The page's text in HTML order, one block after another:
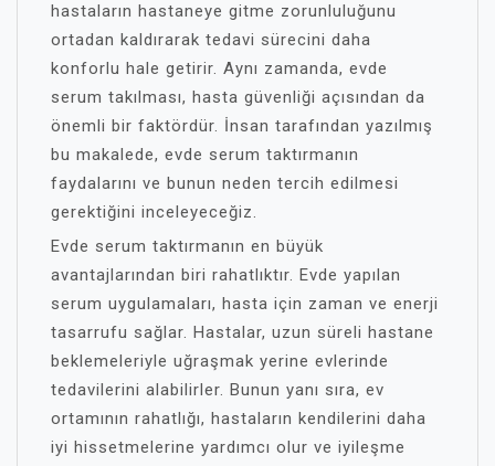
hastaların hastaneye gitme zorunluluğunu
ortadan kaldırarak tedavi sürecini daha
konforlu hale getirir. Aynı zamanda, evde
serum takılması, hasta güvenliği açısından da
önemli bir faktördür. İnsan tarafından yazılmış
bu makalede, evde serum taktırmanın
faydalarını ve bunun neden tercih edilmesi
gerektiğini inceleyeceğiz.
Evde serum taktırmanın en büyük
avantajlarından biri rahatlıktır. Evde yapılan
serum uygulamaları, hasta için zaman ve enerji
tasarrufu sağlar. Hastalar, uzun süreli hastane
beklemeleriyle uğraşmak yerine evlerinde
tedavilerini alabilirler. Bunun yanı sıra, ev
ortamının rahatlığı, hastaların kendilerini daha
iyi hissetmelerine yardımcı olur ve iyileşme